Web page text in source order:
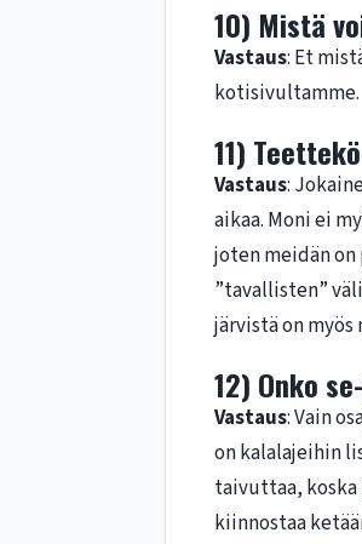
10) Mistä
Vastaus: Et
kotisivultamme.
11)
Vastaus:
aikaa. Moni ei
joten meidän
”tavallisten”
järvistä on
12) Onko
Vastaus: Vain
on kalalajeihin
taivuttaa, koska
kiinnostaa